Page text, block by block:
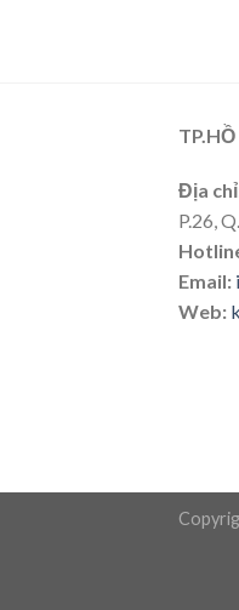
Địa chỉ
P.26,
Email:
Web: